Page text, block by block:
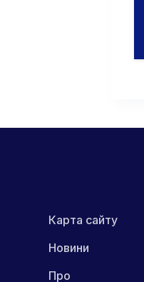
Карта сайту
Новини
Про